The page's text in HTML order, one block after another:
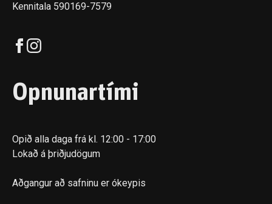
Kennitala 590169-7579
Opnunartími
Opið alla daga frá kl. 12:00 - 17:00
Lokað á þriðjudögum
Aðgangur að safninu er ókeypis